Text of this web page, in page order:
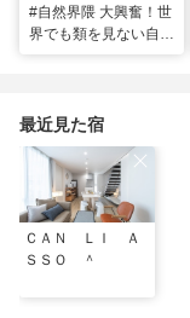
#自然界隈 大興奮！世
界でも類を見ない自然
最近見た宿
ＣＡＮ ＬＩ Ａ
ＳＳＯ ＾